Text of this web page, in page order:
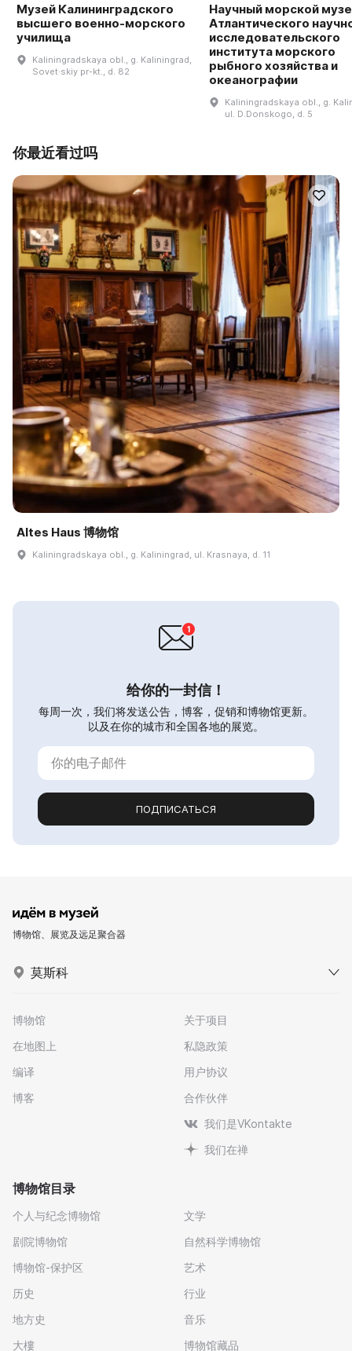
Музей Калининградского
высшего военно-морского
училища
Kaliningradskaya obl., g. Kaliningrad,
Sovet·skiy pr-kt., d. 82
Научный морской
Атлантического
исследовательского
института морского
рыбного хозяйства и
океанографии
Kaliningradskaya obl., g.
ul. D.Donskogo, d. 5
你最近看过吗
Altes Haus 博物馆
Kaliningradskaya obl., g. Kaliningrad, ul. Krasnaya, d. 11
给你的一封信！
每周一次，我们将发送公告，博客，促销和博物馆更新。
以及在你的城市和全国各地的展览。
ПОДПИСАТЬСЯ
博物馆、展览及远足聚合器
莫斯科
博物馆
在地图上
编译
博客
关于项目
私隐政策
用户协议
合作伙伴
我们是VKontakte
我们在禅
博物馆目录
个人与纪念博物馆
剧院博物馆
博物馆-保护区
历史
地方史
大樓
文学
自然科学博物馆
艺术
行业
音乐
博物馆藏品